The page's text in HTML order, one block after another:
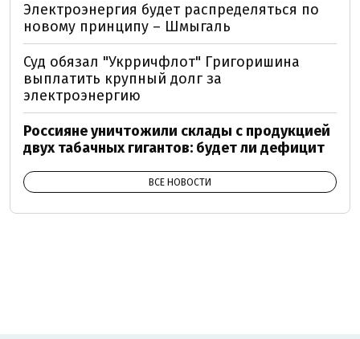
Электроэнергия будет распределяться по
новому принципу – Шмыгаль
Суд обязал "Укрричфлот" Григоришина
выплатить крупный долг за
электроэнергию
Россияне уничтожили склады с продукцией
двух табачных гигантов: будет ли дефицит
ВСЕ НОВОСТИ